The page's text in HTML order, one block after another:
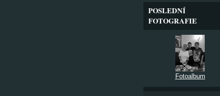
POSLEDNÍ
FOTOGRAFIE
Fotoalbum